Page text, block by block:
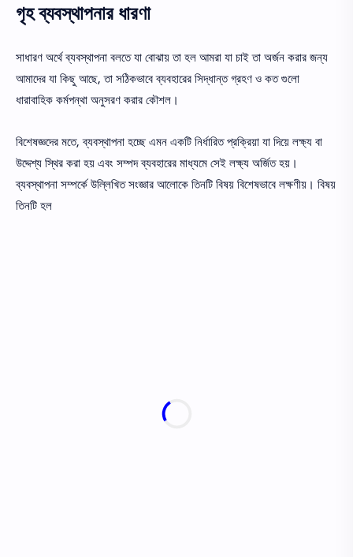
গৃহ ব্যবস্থাপনার ধারণা
সাধারণ অর্থে ব্যবস্থাপনা বলতে যা বোঝায় তা হল আমরা যা চাই তা অর্জন করার জন্য
আমাদের যা কিছু আছে, তা সঠিকভাবে ব্যবহারের সিদ্ধান্ত গ্রহণ ও কত গুলো
ধারাবাহিক কর্মপন্থা অনুসরণ করার কৌশল।
বিশেষজ্ঞদের মতে, ব্যবস্থাপনা হচ্ছে এমন একটি নির্ধারিত প্রক্রিয়া যা দিয়ে লক্ষ্য বা
উদ্দেশ্য স্থির করা হয় এবং সম্পদ ব্যবহারের মাধ্যমে সেই লক্ষ্য অর্জিত হয়।
ব্যবস্থাপনা সম্পর্কে উল্লিখিত সংজ্ঞার আলোকে তিনটি বিষয় বিশেষভাবে লক্ষণীয়। বিষয়
তিনটি হল